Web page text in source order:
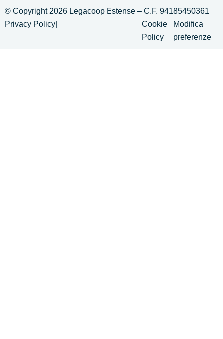
© Copyright 2026 Legacoop Estense – C.F. 94185450361
Privacy Policy
Cookie
Policy
Modifica
preferenze